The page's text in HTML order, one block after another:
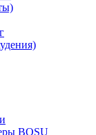
BOSU